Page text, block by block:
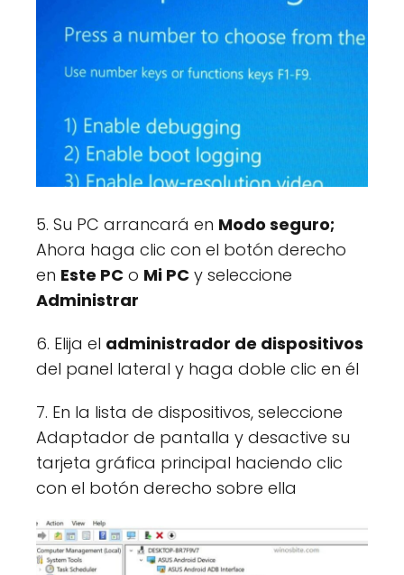
5. Su PC arrancará en Modo seguro;
Ahora haga clic con el botón derecho
en Este PC o Mi PC y seleccione
Administrar
6. Elija el administrador de dispositivos
del panel lateral y haga doble clic en él
7. En la lista de dispositivos, seleccione
Adaptador de pantalla y desactive su
tarjeta gráfica principal haciendo clic
con el botón derecho sobre ella